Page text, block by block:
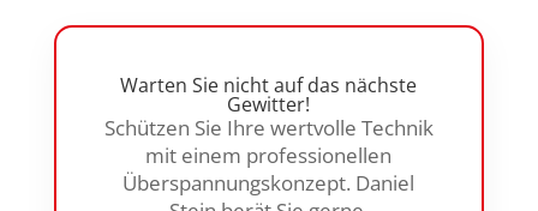
Warten Sie nicht auf das nächste
Gewitter!
Schützen Sie Ihre wertvolle Technik
mit einem professionellen
Überspannungskonzept. Daniel